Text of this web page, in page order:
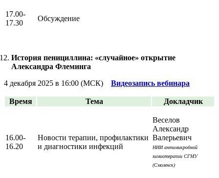
17.00-
17.30
Обсуждение
История пенициллина: «случайное» открытие
Александра Флеминга
4 декабря 2025 в 16:00 (МСК) Видеозапись вебинара
Время Тема Докладчик
16.00-
16.20
Новости терапии, профилактики
и диагностики инфекций
Веселов
Александр
Валерьевич
НИИ антимикробной
химиотерапии СГМУ
(Смоленск)